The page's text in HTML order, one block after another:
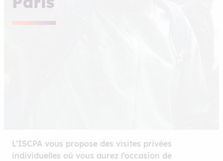
L’ISCPA vous propose des visites privées
individuelles où vous aurez l’occasion de